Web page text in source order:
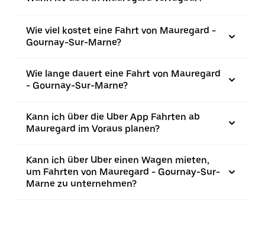
Wie viel kostet eine Fahrt von Mauregard -
Gournay-Sur-Marne?
Wie lange dauert eine Fahrt von Mauregard
- Gournay-Sur-Marne?
Kann ich über die Uber App Fahrten ab
Mauregard im Voraus planen?
Kann ich über Uber einen Wagen mieten,
um Fahrten von Mauregard - Gournay-Sur-
Marne zu unternehmen?